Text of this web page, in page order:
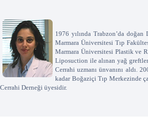
1976 yılında Trabzon’da
Marmara Üniversitesi Tıp
Marmara Üniversitesi Plastik ve
Liposuction ile alınan yağ
Cerrahi uzmanı ünvanını aldı.
kadar Boğaziçi Tıp Merkezinde
Cerrahi Derneği üyesidir.